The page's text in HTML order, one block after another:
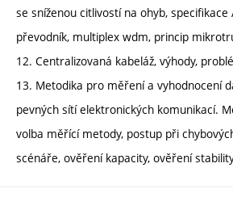
se sníženou citlivostí na ohyb,
převodník, multiplex wdm, princip
12. Centralizovaná kabeláž, výhody,
13. Metodika pro měření a vyhodnocení
pevných sítí elektronických komunikací.
volba měřící metody, postup při
scénáře, ověření kapacity, ověření